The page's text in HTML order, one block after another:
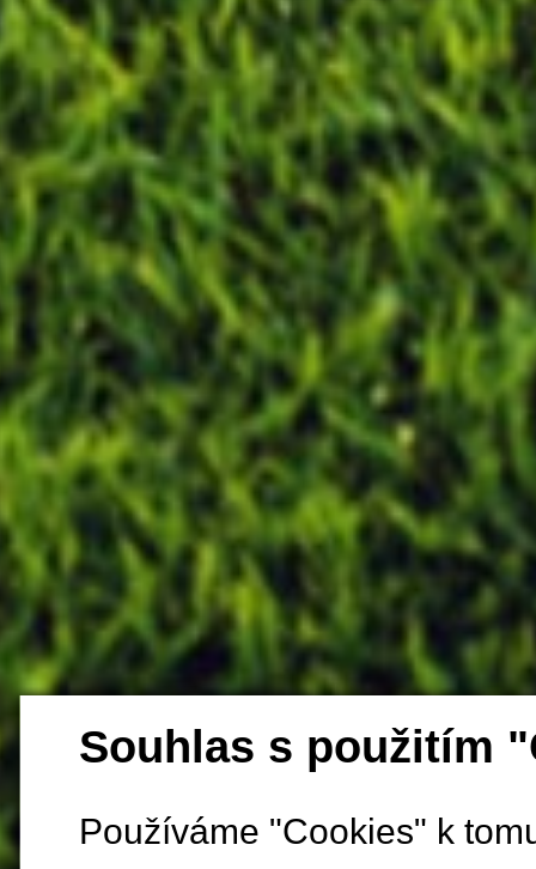
Souhlas s použitím
Používáme "Cookies" k